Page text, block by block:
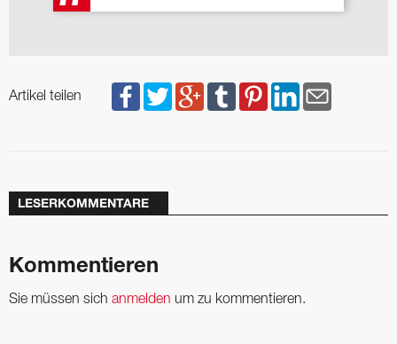
Artikel teilen
LESERKOMMENTARE
Kommentieren
Sie müssen sich anmelden um zu kommentieren.